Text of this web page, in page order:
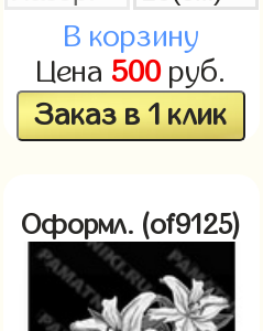
В корзину
Цена 500руб.
Заказ в 1 клик
Оформл. (of9125)